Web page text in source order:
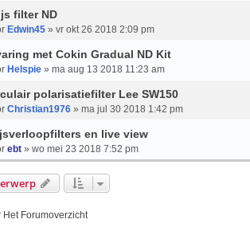
filter ND
Edwin45» vr okt 26 2018 2:09 pm
met Cokin Gradual ND Kit
Helspie» ma aug 13 2018 11:23 am
polarisatiefilter Lee SW150
Christian1976» ma jul 30 2018 1:42 pm
en live view
ebt» wo mei 23 2018 7:52 pm
Het Forumoverzicht